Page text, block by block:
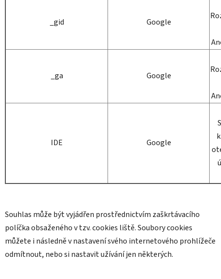
_gid Google
_ga Google
IDE Google
Souhlas může být vyjádřen prostřednictvím zaškrtávacího
políčka obsaženého v tzv. cookies liště. Soubory cookies
můžete i následně v nastavení svého internetového prohlížeče
odmítnout, nebo si nastavit užívání jen některých.